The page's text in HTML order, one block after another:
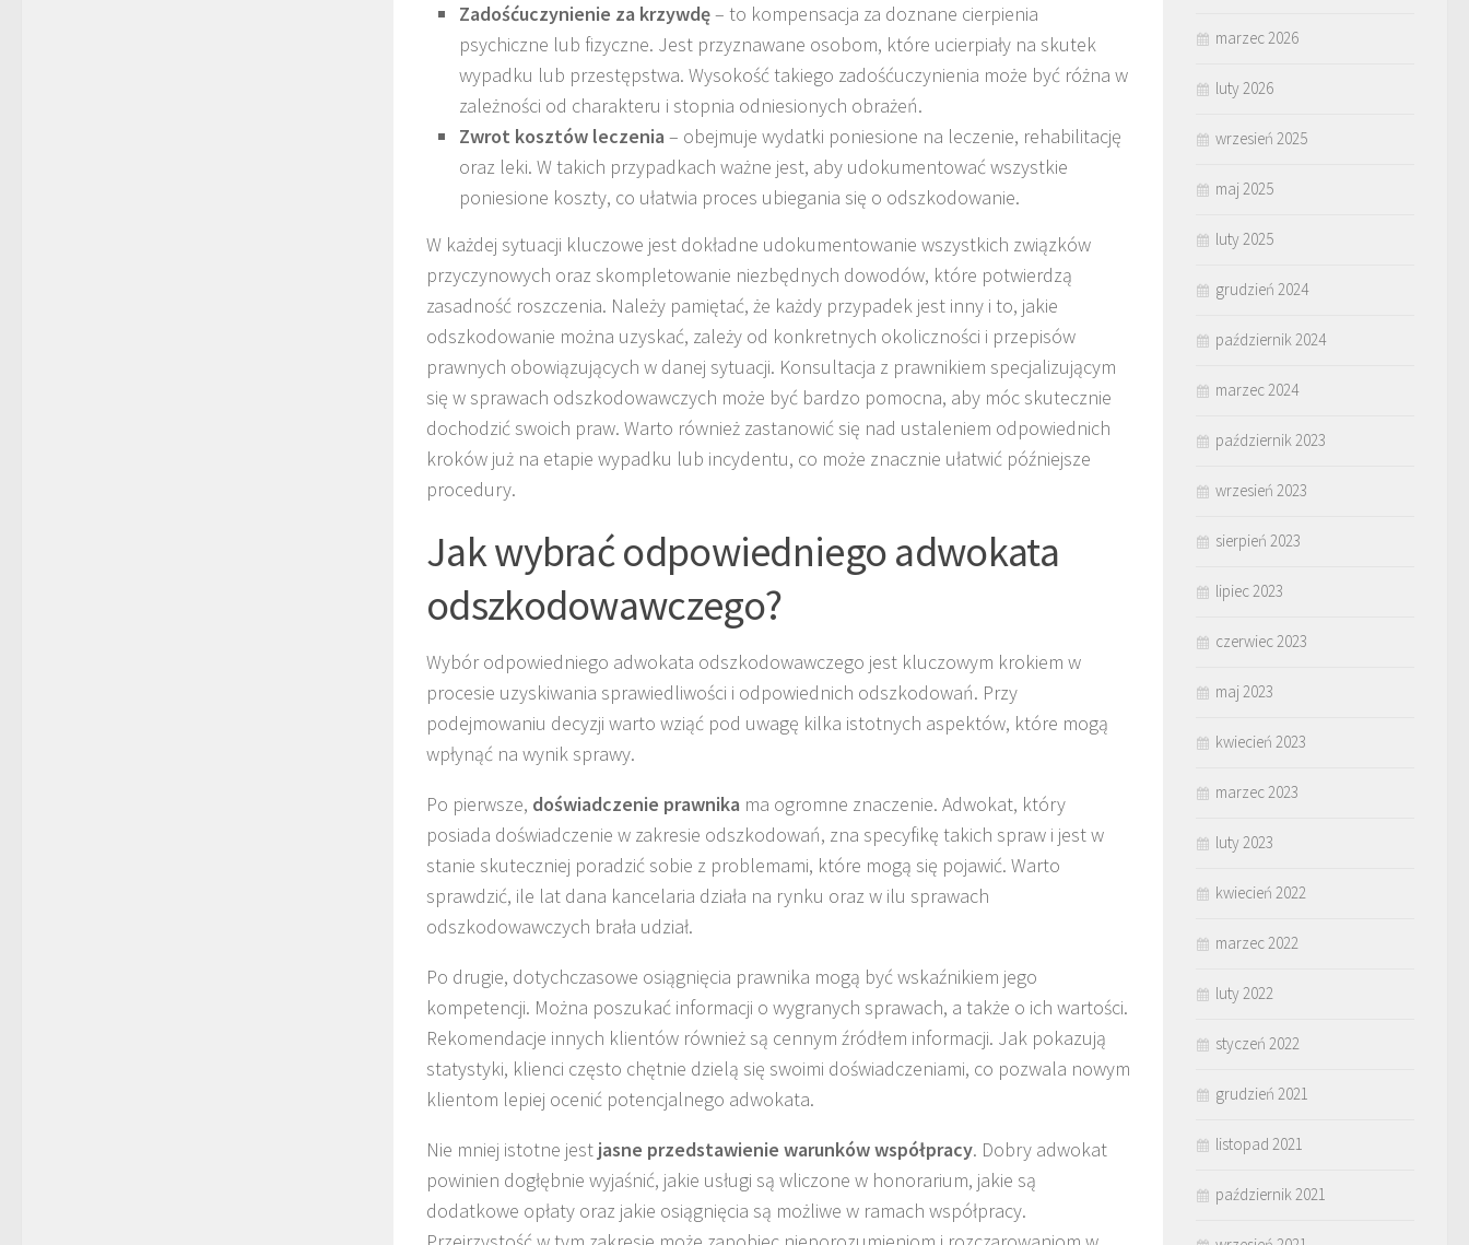
Zadośćuczynienie za krzywdę– to kompensacja za doznane cierpienia
psychiczne lub fizyczne. Jest przyznawane osobom, które ucierpiały na skutek
wypadku lub przestępstwa. Wysokość takiego zadośćuczynienia może być różna w
zależności od charakteru i stopnia odniesionych obrażeń.
Zwrot kosztów leczenia – obejmuje wydatki poniesione na leczenie, rehabilitację
oraz leki. W takich przypadkach ważne jest, aby udokumentować wszystkie
poniesione koszty, co ułatwia proces ubiegania się o odszkodowanie.
W każdej sytuacji kluczowe jest dokładne udokumentowanie wszystkich związków
przyczynowych oraz skompletowanie niezbędnych dowodów, które potwierdzą
zasadność roszczenia. Należy pamiętać, że każdy przypadek jest inny i to, jakie
odszkodowanie można uzyskać, zależy od konkretnych okoliczności i przepisów
prawnych obowiązujących w danej sytuacji. Konsultacja z prawnikiem specjalizującym
się w sprawach odszkodowawczych może być bardzo pomocna, aby móc skutecznie
dochodzić swoich praw. Warto również zastanowić się nad ustaleniem odpowiednich
kroków już na etapie wypadku lub incydentu, co może znacznie ułatwić późniejsze
procedury.
Jak wybrać odpowiedniego adwokata
odszkodowawczego?
Wybór odpowiedniego adwokata odszkodowawczego jest kluczowym krokiem w
procesie uzyskiwania sprawiedliwości i odpowiednich odszkodowań. Przy
podejmowaniu decyzji warto wziąć pod uwagę kilka istotnych aspektów, które mogą
wpłynąć na wynik sprawy.
Po pierwsze, doświadczenie prawnika ma ogromne znaczenie. Adwokat, który
posiada doświadczenie w zakresie odszkodowań, zna specyfikę takich spraw i jest w
stanie skuteczniej poradzić sobie z problemami, które mogą się pojawić. Warto
sprawdzić, ile lat dana kancelaria działa na rynku oraz w ilu sprawach
odszkodowawczych brała udział.
Po drugie, dotychczasowe osiągnięcia prawnika mogą być wskaźnikiem jego
kompetencji. Można poszukać informacji o wygranych sprawach, a także o ich wartości.
Rekomendacje innych klientów również są cennym źródłem informacji. Jak pokazują
statystyki, klienci często chętnie dzielą się swoimi doświadczeniami, co pozwala nowym
klientom lepiej ocenić potencjalnego adwokata.
Nie mniej istotne jest jasne przedstawienie warunków współpracy. Dobry adwokat
powinien dogłębnie wyjaśnić, jakie usługi są wliczone w honorarium, jakie są
dodatkowe opłaty oraz jakie osiągnięcia są możliwe w ramach współpracy.
marzec 2026
luty 2026
wrzesień 2025
maj 2025
luty 2025
grudzień 2024
październik 2024
marzec 2024
październik 2023
wrzesień 2023
sierpień 2023
lipiec 2023
czerwiec 2023
maj 2023
kwiecień 2023
marzec 2023
luty 2023
kwiecień 2022
marzec 2022
luty 2022
styczeń 2022
grudzień 2021
listopad 2021
październik 2021